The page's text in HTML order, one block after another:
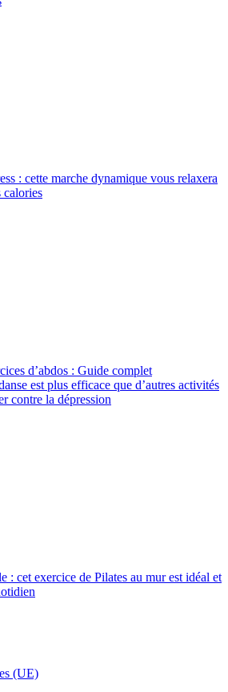
: cette marche dynamique vous relaxera
calories
d’abdos : Guide complet
est plus efficace que d’autres activités
contre la dépression
: cet exercice de Pilates au mur est idéal et
(UE)